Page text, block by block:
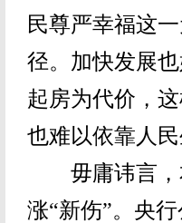
民尊严幸福这
径。加快发展
起房为代价，
也难以依靠人
毋庸讳言，
涨“新伤”。央